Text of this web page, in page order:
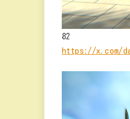
82
https://x.com/